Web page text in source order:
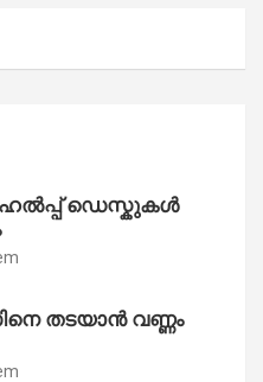
ഡെസ്കുകൾ
തടയാൻ വണ്ണം